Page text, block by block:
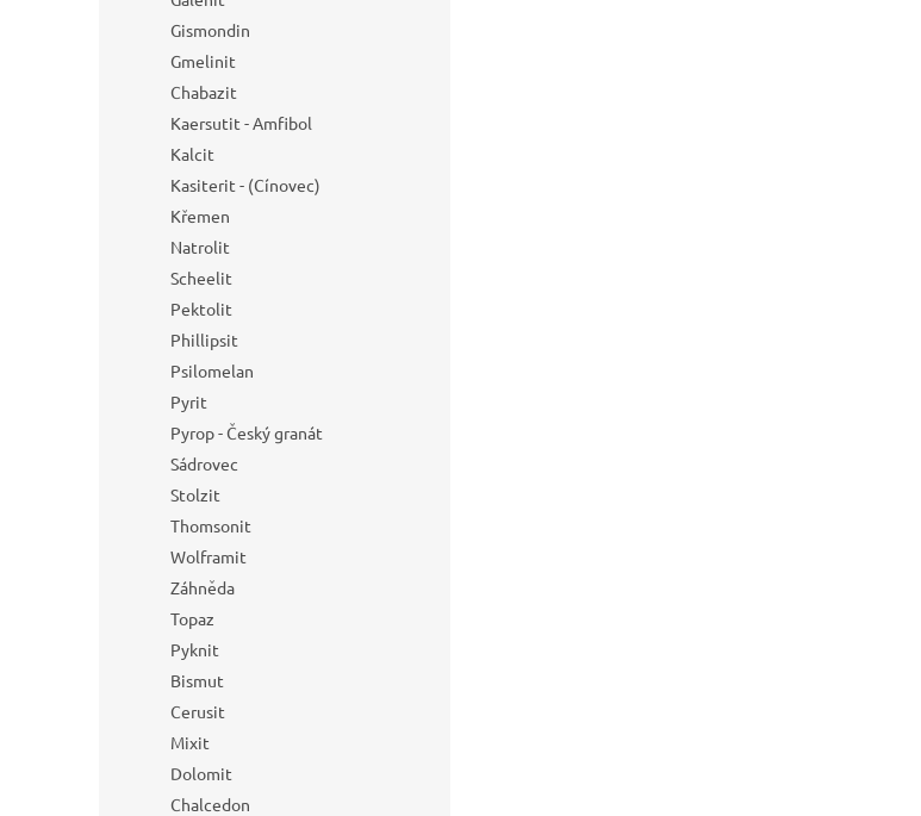
Gismondin
Gmelinit
Chabazit
Kaersutit - Amfibol
Kalcit
Kasiterit - (Cínovec)
Křemen
Natrolit
Scheelit
Pektolit
Phillipsit
Psilomelan
Pyrit
Pyrop - Český granát
Sádrovec
Stolzit
Thomsonit
Wolframit
Záhněda
Topaz
Pyknit
Bismut
Cerusit
Mixit
Dolomit
Chalcedon